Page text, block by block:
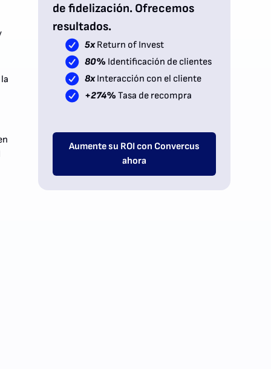
de fidelización. Ofrecemos
resultados.
5xReturn of Invest
80% Identificación de clientes
8xInteracción con el cliente
+274%Tasa de recompra
Aumente su ROI con Convercus
ahora